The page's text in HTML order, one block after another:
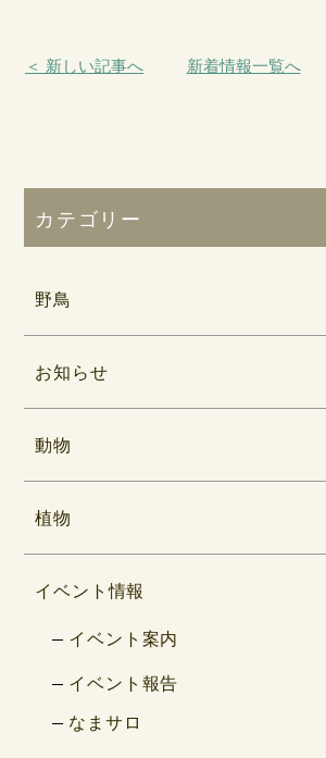
＜ 新しい記事へ 新着情報一覧へ
カテゴリー
野鳥
お知らせ
動物
植物
イベント情報
イベント案内
イベント報告
なまサロ